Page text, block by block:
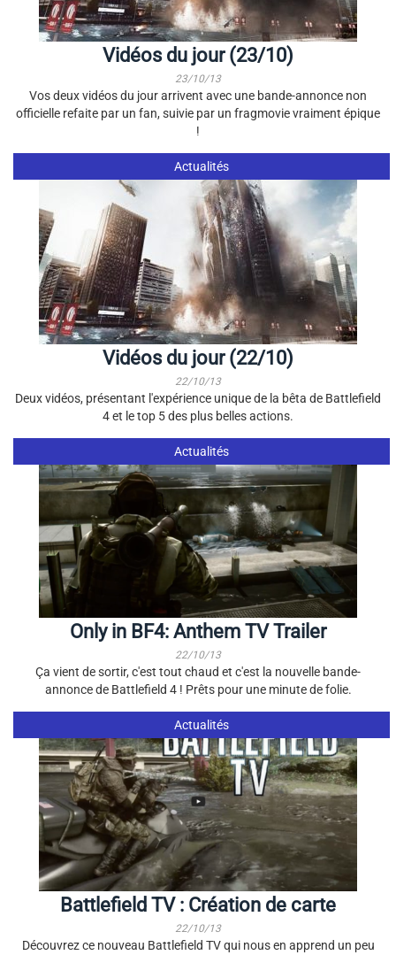
Vidéos du jour (23/10)
23/10/13
Vos deux vidéos du jour arrivent avec une bande-annonce non
officielle refaite par un fan, suivie par un fragmovie vraiment épique
!
Actualités
Vidéos du jour (22/10)
22/10/13
Deux vidéos, présentant l'expérience unique de la bêta de Battlefield
4 et le top 5 des plus belles actions.
Actualités
Only in BF4: Anthem TV Trailer
22/10/13
Ça vient de sortir, c'est tout chaud et c'est la nouvelle bande-
annonce de Battlefield 4 ! Prêts pour une minute de folie.
Actualités
Battlefield TV : Création de carte
22/10/13
Découvrez ce nouveau Battlefield TV qui nous en apprend un peu